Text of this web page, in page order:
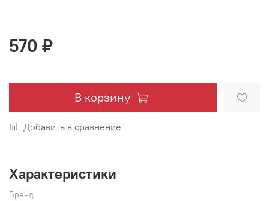
570 ₽
В корзину
Добавить в сравнение
Характеристики
Бренд